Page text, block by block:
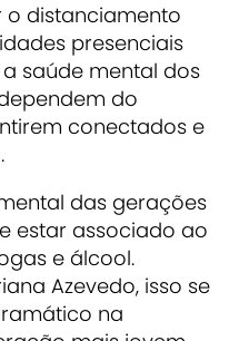
o distanciamento
presenciais
saúde mental dos
do
conectados e
das gerações
estar associado ao
e álcool.
Azevedo, isso se
na